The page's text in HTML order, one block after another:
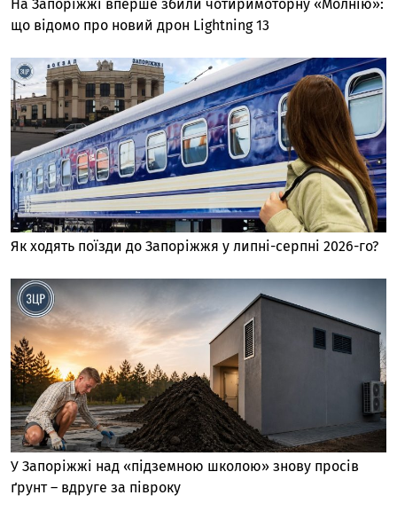
На Запоріжжі вперше збили чотиримоторну «Молнію»:
що відомо про новий дрон Lightning 13
Як ходять поїзди до Запоріжжя у липні-серпні 2026-го?
У Запоріжжі над «підземною школою» знову просів
ґрунт – вдруге за півроку